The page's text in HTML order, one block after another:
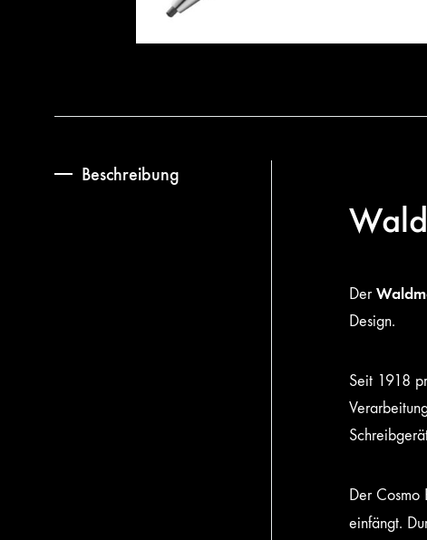
Beschreibung
Der
Design.
Seit 1918
Der Cosmo
einfängt.